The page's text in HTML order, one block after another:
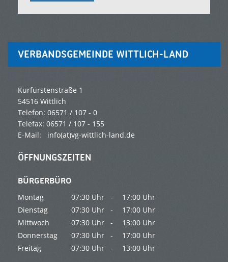
VERBANDSGEMEINDE WITTLICH-LAND
Kurfürstenstraße 1
54516 Wittlich
Telefon: 06571 / 107 - 0
Telefax: 06571 / 107 - 155
E-Mail: info(at)vg-wittlich-land.de
ÖFFNUNGSZEITEN
BÜRGERBÜRO
Montag 07:30 Uhr -
17:00 Uhr
Dienstag
07:30 Uhr -
17:00 Uhr
Mittwoch
07:30 Uhr -
13:00 Uhr
Donnerstag
07:30 Uhr -
17:00 Uhr
Freitag
07:30 Uhr - 13:00 Uhr